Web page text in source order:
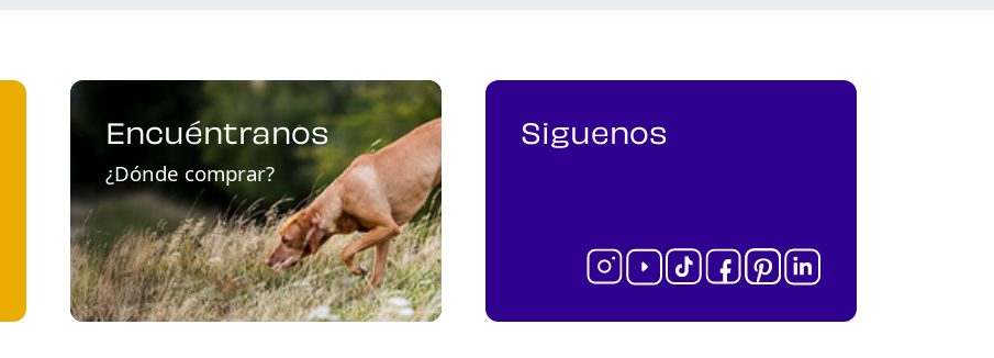
Encuéntranos
¿Dónde comprar?
Siguenos